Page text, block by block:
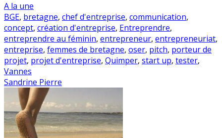
A la une
BGE, bretagne, chef d'entreprise, communication,
concept, création d'entreprise, Entreprendre,
entreprendre au féminin, entrepreneur, entrepreneuriat,
entreprise, femmes de bretagne, oser, pitch, porteur de
projet, projet d'entreprise, Quimper, start up, tester,
Vannes
Sandrine Pierre